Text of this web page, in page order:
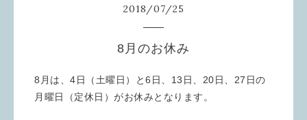
2018/07/25
8月のお休み
8月は、4日（土曜日）と6日、13日、20日、27日の
月曜日（定休日）がお休みとなります。